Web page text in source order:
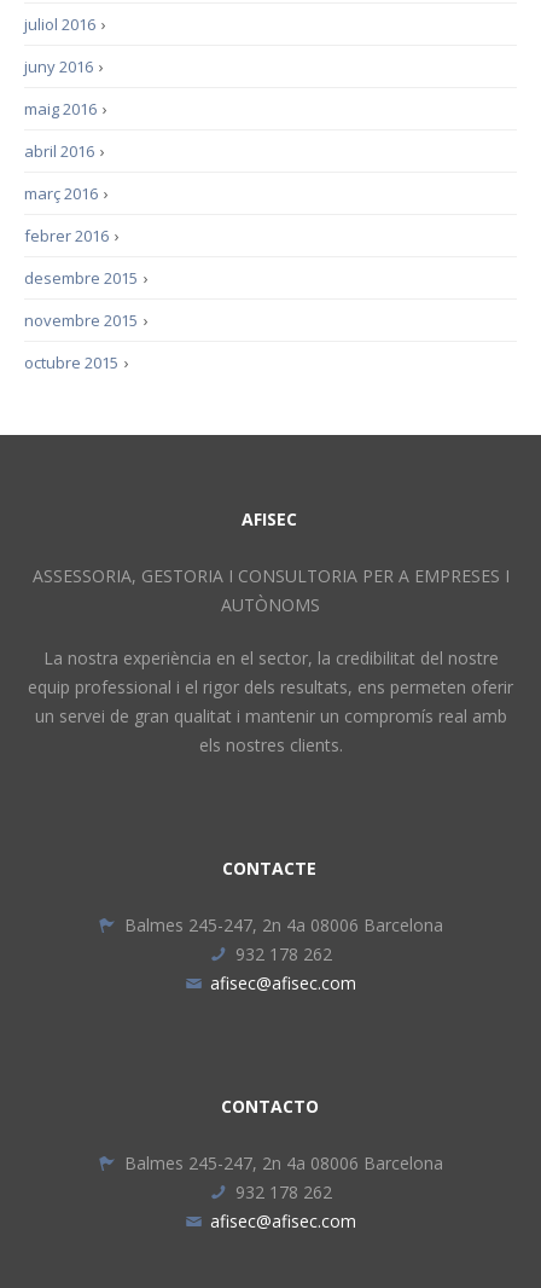
›
juliol 2016
›
juny 2016
›
maig 2016
›
abril 2016
›
març 2016
›
febrer 2016
›
desembre 2015
›
novembre 2015
›
octubre 2015
AFISEC
ASSESSORIA, GESTORIA I CONSULTORIA PER A EMPRESES I
AUTÒNOMS
La nostra experiència en el sector, la credibilitat del nostre
equip professional i el rigor dels resultats, ens permeten oferir
un servei de gran qualitat i mantenir un compromís real amb
els nostres clients.
CONTACTE
Balmes 245-247, 2n 4a 08006 Barcelona
932 178 262
afisec@afisec.com
CONTACTO
Balmes 245-247, 2n 4a 08006 Barcelona
932 178 262
afisec@afisec.com